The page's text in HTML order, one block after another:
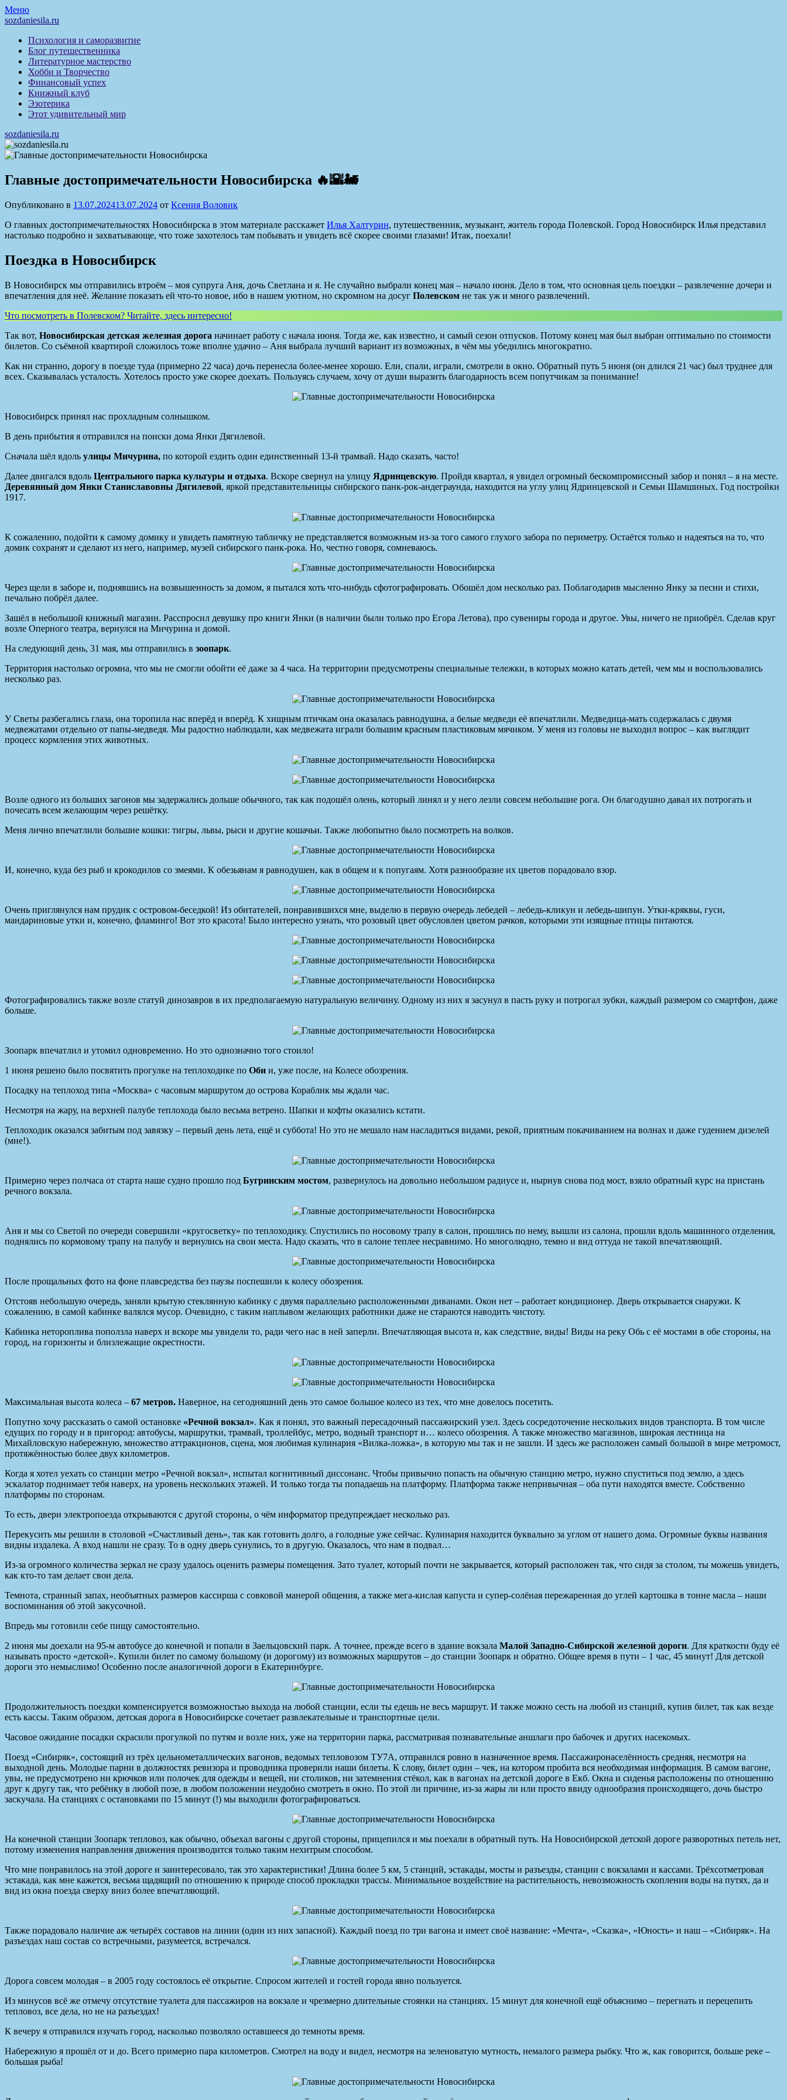
Перейти
к
Меню
sozdaniesila.ru
Психология и саморазвитие
Блог путешественника
Литературное мастерство
Хобби и Творчество
Финансовый успех
Книжный клуб
Эзотерика
Этот удивительный мир
sozdaniesila.ru
Главные достопримечательности Новосибирска 🔥🌇🚂
Опубликовано в 13.07.202413.07.2024 от Ксения Воловик
О главных достопримечательностях Новосибирска в этом материале расскажет Илья Халтурин, путешественник, музыкант, житель города Полевской. Город Новосибирск Илья представил
настолько подробно и захватывающе, что тоже захотелось там побывать и увидеть всё скорее своими глазами! Итак, поехали!
Поездка в Новосибирск
В Новосибирск мы отправились втроём – моя супруга Аня, дочь Светлана и я. Не случайно выбрали конец мая – начало июня. Дело в том, что основная цель поездки – развлечение дочери и
впечатления для неё. Желание показать ей что-то новое, ибо в нашем уютном, но скромном на досуг Полевском не так уж и много развлечений.
Что посмотреть в Полевском? Читайте, здесь интересно!
Так вот, Новосибирская детская железная дорога начинает работу с начала июня. Тогда же, как известно, и самый сезон отпусков. Потому конец мая был выбран оптимально по стоимости
билетов. Со съёмной квартирой сложилось тоже вполне удачно – Аня выбрала лучший вариант из возможных, в чём мы убедились многократно.
Как ни странно, дорогу в поезде туда (примерно 22 часа) дочь перенесла более-менее хорошо. Ели, спали, играли, смотрели в окно. Обратный путь 5 июня (он длился 21 час) был труднее для
всех. Сказывалась усталость. Хотелось просто уже скорее доехать. Пользуясь случаем, хочу от души выразить благодарность всем попутчикам за понимание!
Новосибирск принял нас прохладным солнышком.
В день прибытия я отправился на поиски дома Янки Дягилевой.
Сначала шёл вдоль улицы Мичурина, по которой ездить один единственный 13-й трамвай. Надо сказать, часто!
Далее двигался вдоль Центрального парка культуры и отдыха. Вскоре свернул на улицу Ядринцевскую. Пройдя квартал, я увидел огромный бескомпромиссный забор и понял – я на месте.
Деревянный дом Янки Станиславовны Дягилевой, яркой представительницы сибирского панк-рок-андеграунда, находится на углу улиц Ядринцевской и Семьи Шамшиных. Год постройки
1917.
К сожалению, подойти к самому домику и увидеть памятную табличку не представляется возможным из-за того самого глухого забора по периметру. Остаётся только и надеяться на то, что
домик сохранят и сделают из него, например, музей сибирского панк-рока. Но, честно говоря, сомневаюсь.
Через щели в заборе и, поднявшись на возвышенность за домом, я пытался хоть что-нибудь сфотографировать. Обошёл дом несколько раз. Поблагодарив мысленно Янку за песни и стихи,
печально побрёл далее.
Зашёл в небольшой книжный магазин. Расспросил девушку про книги Янки (в наличии были только про Егора Летова), про сувениры города и другое. Увы, ничего не приобрёл. Сделав круг
возле Оперного театра, вернулся на Мичурина и домой.
На следующий день, 31 мая, мы отправились в зоопарк.
Территория настолько огромна, что мы не смогли обойти её даже за 4 часа. На территории предусмотрены специальные тележки, в которых можно катать детей, чем мы и воспользовались
несколько раз.
У Светы разбегались глаза, она торопила нас вперёд и вперёд. К хищным птичкам она оказалась равнодушна, а белые медведи её впечатлили. Медведица-мать содержалась с двумя
медвежатами отдельно от папы-медведя. Мы радостно наблюдали, как медвежата играли большим красным пластиковым мячиком. У меня из головы не выходил вопрос – как выглядит
процесс кормления этих животных.
Возле одного из больших загонов мы задержались дольше обычного, так как подошёл олень, который линял и у него лезли совсем небольшие рога. Он благодушно давал их потрогать и
почесать всем желающим через решётку.
Меня лично впечатлили большие кошки: тигры, львы, рыси и другие кошачьи. Также любопытно было посмотреть на волков.
И, конечно, куда без рыб и крокодилов со змеями. К обезьянам я равнодушен, как в общем и к попугаям. Хотя разнообразие их цветов порадовало взор.
Очень приглянулся нам прудик с островом-беседкой! Из обитателей, понравившихся мне, выделю в первую очередь лебедей – лебедь-кликун и лебедь-шипун. Утки-кряквы, гуси,
мандариновые утки и, конечно, фламинго! Вот это красота! Было интересно узнать, что розовый цвет обусловлен цветом рачков, которыми эти изящные птицы питаются.
Фотографировались также возле статуй динозавров в их предполагаемую натуральную величину. Одному из них я засунул в пасть руку и потрогал зубки, каждый размером со смартфон, даже
больше.
Зоопарк впечатлил и утомил одновременно. Но это однозначно того стоило!
1 июня решено было посвятить прогулке на теплоходике по Оби и, уже после, на Колесе обозрения.
Посадку на теплоход типа «Москва» с часовым маршрутом до острова Кораблик мы ждали час.
Несмотря на жару, на верхней палубе теплохода было весьма ветрено. Шапки и кофты оказались кстати.
Теплоходик оказался забитым под завязку – первый день лета, ещё и суббота! Но это не мешало нам насладиться видами, рекой, приятным покачиванием на волнах и даже гудением дизелей
(мне!).
Примерно через полчаса от старта наше судно прошло под Бугринским мостом, развернулось на довольно небольшом радиусе и, нырнув снова под мост, взяло обратный курс на пристань
речного вокзала.
Аня и мы со Светой по очереди совершили «кругосветку» по теплоходику. Спустились по носовому трапу в салон, прошлись по нему, вышли из салона, прошли вдоль машинного отделения,
поднялись по кормовому трапу на палубу и вернулись на свои места. Надо сказать, что в салоне теплее несравнимо. Но многолюдно, темно и вид оттуда не такой впечатляющий.
После прощальных фото на фоне плавсредства без паузы поспешили к колесу обозрения.
Отстояв небольшую очередь, заняли крытую стеклянную кабинку с двумя параллельно расположенными диванами. Окон нет – работает кондиционер. Дверь открывается снаружи. К
сожалению, в самой кабинке валялся мусор. Очевидно, с таким наплывом желающих работники даже не стараются наводить чистоту.
Кабинка нетороплива поползла наверх и вскоре мы увидели то, ради чего нас в ней заперли. Впечатляющая высота и, как следствие, виды! Виды на реку Обь с её мостами в обе стороны, на
город, на горизонты и близлежащие окрестности.
Максимальная высота колеса – 67 метров. Наверное, на сегодняшний день это самое большое колесо из тех, что мне довелось посетить.
Попутно хочу рассказать о самой остановке «Речной вокзал». Как я понял, это важный пересадочный пассажирский узел. Здесь сосредоточение нескольких видов транспорта. В том числе
едущих по городу и в пригород: автобусы, маршрутки, трамвай, троллейбус, метро, водный транспорт и… колесо обозрения. А также множество магазинов, широкая лестница на
Михайловскую набережную, множество аттракционов, сцена, моя любимая кулинария «Вилка-ложка», в которую мы так и не зашли. И здесь же расположен самый большой в мире метромост,
протяжённостью более двух километров.
Когда я хотел уехать со станции метро «Речной вокзал», испытал когнитивный диссонанс. Чтобы привычно попасть на обычную станцию метро, нужно спуститься под землю, а здесь
эскалатор поднимает тебя наверх, на уровень нескольких этажей. И только тогда ты попадаешь на платформу. Платформа также непривычная – оба пути находятся вместе. Собственно
платформы по сторонам.
То есть, двери электропоезда открываются с другой стороны, о чём информатор предупреждает несколько раз.
Перекусить мы решили в столовой «Счастливый день», так как готовить долго, а голодные уже сейчас. Кулинария находится буквально за углом от нашего дома. Огромные буквы названия
видны издалека. А вход нашли не сразу. То в одну дверь сунулись, то в другую. Оказалось, что нам в подвал…
Из-за огромного количества зеркал не сразу удалось оценить размеры помещения. Зато туалет, который почти не закрывается, который расположен так, что сидя за столом, ты можешь увидеть,
как кто-то там делает свои дела.
Темнота, странный запах, необъятных размеров кассирша с совковой манерой общения, а также мега-кислая капуста и супер-солёная пережаренная до углей картошка в тонне масла – наши
воспоминания об этой закусочной.
Впредь мы готовили себе пищу самостоятельно.
2 июня мы доехали на 95-м автобусе до конечной и попали в Заельцовский парк. А точнее, прежде всего в здание вокзала Малой Западно-Сибирской железной дороги. Для краткости буду её
называть просто «детской». Купили билет по самому большому (и дорогому) из возможных маршрутов – до станции Зоопарк и обратно. Общее время в пути – 1 час, 45 минут! Для детской
дороги это немыслимо! Особенно после аналогичной дороги в Екатеринбурге.
Продолжительность поездки компенсируется возможностью выхода на любой станции, если ты едешь не весь маршрут. И также можно сесть на любой из станций, купив билет, так как везде
есть кассы. Таким образом, детская дорога в Новосибирске сочетает развлекательные и транспортные цели.
Часовое ожидание посадки скрасили прогулкой по путям и возле них, уже на территории парка, рассматривая познавательные аншлаги про бабочек и других насекомых.
Поезд «Сибиряк», состоящий из трёх цельнометаллических вагонов, ведомых тепловозом ТУ7А, отправился ровно в назначенное время. Пассажиронаселённость средняя, несмотря на
выходной день. Молодые парни в должностях ревизора и проводника проверили наши билеты. К слову, билет один – чек, на котором пробита вся необходимая информация. В самом вагоне,
увы, не предусмотрено ни крючков или полочек для одежды и вещей, ни столиков, ни затемнения стёкол, как в вагонах на детской дороге в Екб. Окна и сиденья расположены по отношению
друг к другу так, что ребёнку в любой позе, в любом положении неудобно смотреть в окно. По этой ли причине, из-за жары ли или просто ввиду однообразия происходящего, дочь быстро
заскучала. На станциях с остановками по 15 минут (!) мы выходили фотографироваться.
На конечной станции Зоопарк тепловоз, как обычно, объехал вагоны с другой стороны, прицепился и мы поехали в обратный путь. На Новосибирской детской дороге разворотных петель нет,
потому изменения направления движения производится только таким нехитрым способом.
Что мне понравилось на этой дороге и заинтересовало, так это характеристики! Длина более 5 км, 5 станций, эстакады, мосты и разъезды, станции с вокзалами и кассами. Трёхсотметровая
эстакада, как мне кажется, весьма щадящий по отношению к природе способ прокладки трассы. Минимальное воздействие на растительность, невозможность скопления воды на путях, да и
вид из окна поезда сверху вниз более впечатляющий.
Также порадовало наличие аж четырёх составов на линии (один из них запасной). Каждый поезд по три вагона и имеет своё название: «Мечта», «Сказка», «Юность» и наш – «Сибиряк». На
разъездах наш состав со встречными, разумеется, встречался.
Дорога совсем молодая – в 2005 году состоялось её открытие. Спросом жителей и гостей города явно пользуется.
Из минусов всё же отмечу отсутствие туалета для пассажиров на вокзале и чрезмерно длительные стоянки на станциях. 15 минут для конечной ещё объяснимо – перегнать и перецепить
тепловоз, все дела, но не на разъездах!
К вечеру я отправился изучать город, насколько позволяло оставшееся до темноты время.
Набережную я прошёл от и до. Всего примерно пара километров. Смотрел на воду и видел, несмотря на зеленоватую мутность, немалого размера рыбку. Что ж, как говорится, больше реке –
большая рыба!